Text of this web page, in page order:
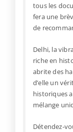
tous les
fera une
de
Delhi, la
riche en
abrite des
d’elle un
historiques
mélange
Détendez-